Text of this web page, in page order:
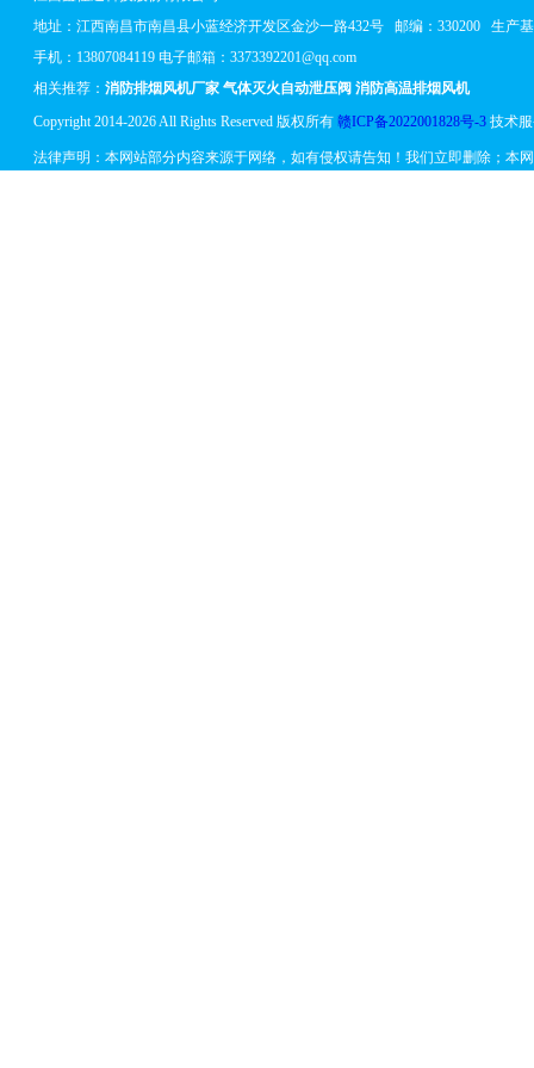
地址： 江西南昌市南昌县小蓝经济开发区金沙一路432号邮编：330200 生产基
手机：13807084119 电子邮箱：3373392201@qq.com
相关推荐： 消防排烟风机厂家 气体灭火自动泄压阀 消防高温排烟风机
Copyright 2014-2026 All Rights Reserved 版权所有 赣ICP备2022001828号-3技术服
法律声明：本网站部分内容来源于网络，如有侵权请告知！我们立即删除；本